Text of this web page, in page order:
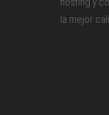
la mejor